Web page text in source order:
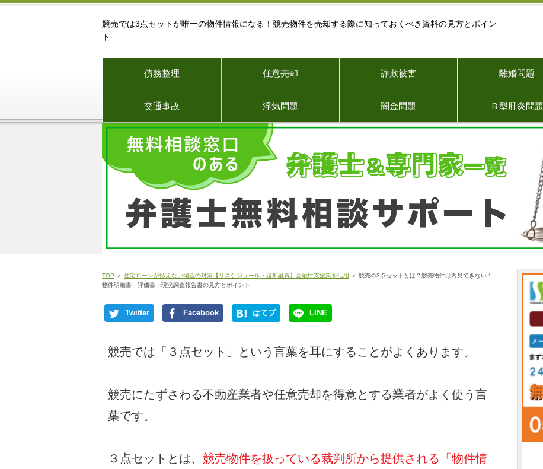
競売では3点セットが唯一の物件情報になる！競売物件を売却する際に知っておくべき資料の見方とポイン
ト
債務整理 任意売却 詐欺被害 離婚問題
交通事故 浮気問題 闇金問題 Ｂ型肝炎問題
TOP ＞ 住宅ローンが払えない場合の対策【リスケジュール・追加融資】金融庁支援策を活用 ＞ 競売の3点セットとは？競売物件は内見できない！
物件明細書・評価書・現況調査報告書の見方とポイント
Twitter Facebook はてブ LINE
競売では「３点セット」という言葉を耳にすることがよくあります。
競売にたずさわる不動産業者や任意売却を得意とする業者がよく使う言
葉です。
３点セットとは、 競売物件を扱っている裁判所から提供される「物件情